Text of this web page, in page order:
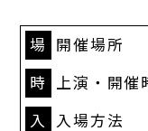
場
開催場所
時
上演・開催
入
入場方法